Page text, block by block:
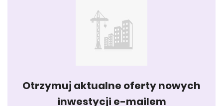
Otrzymuj aktualne oferty nowych
inwestycji e-mailem